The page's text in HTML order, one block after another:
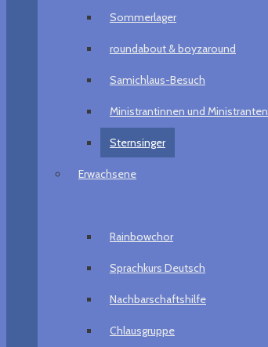
Sommerlager
roundabout & boyzaround
Samichlaus-Besuch
Ministrantinnen und Ministranten
Sternsinger
Erwachsene
Rainbowchor
Sprachkurs Deutsch
Nachbarschaftshilfe
Chlausgruppe